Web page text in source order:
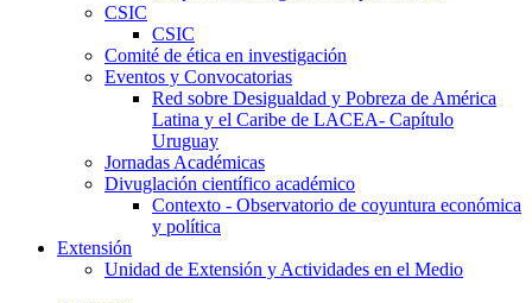
CSIC
CSIC
Comité de ética en investigación
Eventos y Convocatorias
Red sobre Desigualdad y Pobreza de América
Latina y el Caribe de LACEA- Capítulo
Uruguay
Jornadas Académicas
Divuglación científico académico
Contexto - Observatorio de coyuntura económica
y política
Extensión
Unidad de Extensión y Actividades en el Medio